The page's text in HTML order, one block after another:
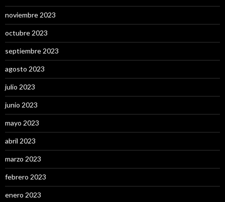
noviembre 2023
octubre 2023
septiembre 2023
agosto 2023
julio 2023
junio 2023
mayo 2023
abril 2023
marzo 2023
febrero 2023
enero 2023